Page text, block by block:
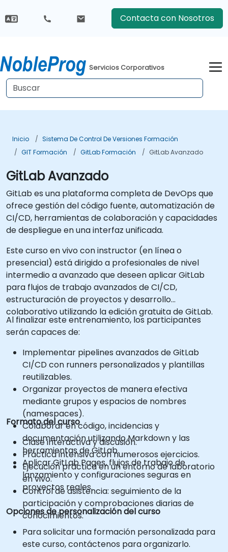
Contacta con Nosotros
Servicios Corporativos
Inicio
Sistema De Control De Versiones Formación
GIT Formación
GitLab Formación GitLab Avanzado
GitLab Avanzado
GitLab es una plataforma completa de DevOps que
ofrece gestión del código fuente, automatización de
CI/CD, herramientas de colaboración y capacidades
de despliegue en una interfaz unificada.
Este curso en vivo con instructor (en línea o
presencial) está dirigido a profesionales de nivel
intermedio a avanzado que deseen aplicar GitLab
para flujos de trabajo avanzados de CI/CD,
estructuración de proyectos y desarrollo
colaborativo utilizando la edición gratuita de GitLab.
Al finalizar este entrenamiento, los participantes
serán capaces de:
Implementar pipelines avanzados de GitLab
CI/CD con runners personalizados y plantillas
reutilizables.
Organizar proyectos de manera efectiva
mediante grupos y espacios de nombres
(namespaces).
Colaborar en código, incidencias y
documentación utilizando Markdown y las
herramientas de GitLab.
Aplicar GitLab Pages, flujos de trabajo de
lanzamiento y configuraciones seguras en
proyectos reales.
Formato del curso
Clase interactiva y discusión.
Práctica intensiva con numerosos ejercicios.
Ejecución práctica en un entorno de laboratorio
en vivo.
Control de asistencia: seguimiento de la
participación y comprobaciones diarias de
conocimientos.
Opciones de personalización del curso
Para solicitar una formación personalizada para
este curso, contáctenos para organizarlo.